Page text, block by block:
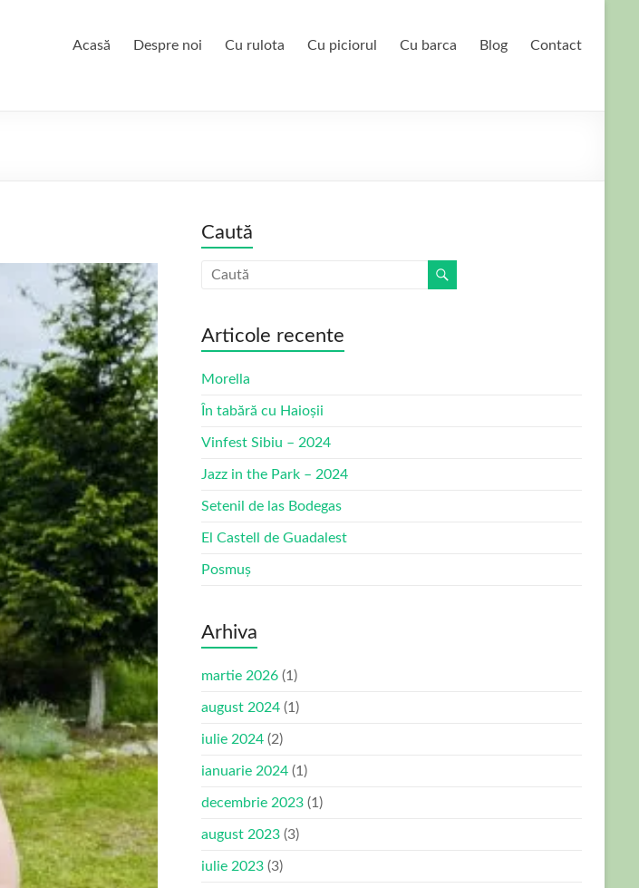
Acasă Despre noi Cu rulota Cu piciorul Cu barca Blog Contact
Caută
Articole recente
Morella
În tabără cu Haioșii
Vinfest Sibiu – 2024
Jazz in the Park – 2024
Setenil de las Bodegas
El Castell de Guadalest
Posmuș
Arhiva
martie 2026 (1)
august 2024 (1)
iulie 2024 (2)
ianuarie 2024 (1)
decembrie 2023 (1)
august 2023 (3)
iulie 2023 (3)